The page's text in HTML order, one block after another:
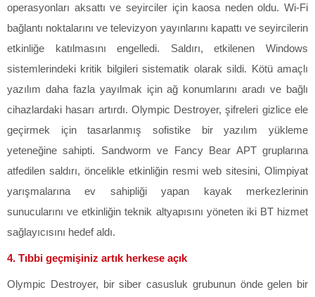
operasyonları aksattı ve seyirciler için kaosa neden oldu. Wi-Fi
bağlantı noktalarını ve televizyon yayınlarını kapattı ve seyircilerin
etkinliğe katılmasını engelledi. Saldırı, etkilenen Windows
sistemlerindeki kritik bilgileri sistematik olarak sildi. Kötü amaçlı
yazılım daha fazla yayılmak için ağ konumlarını aradı ve bağlı
cihazlardaki hasarı artırdı. Olympic Destroyer, şifreleri gizlice ele
geçirmek için tasarlanmış sofistike bir yazılım yükleme
yeteneğine sahipti. Sandworm ve Fancy Bear APT gruplarına
atfedilen saldırı, öncelikle etkinliğin resmi web sitesini, Olimpiyat
yarışmalarına ev sahipliği yapan kayak merkezlerinin
sunucularını ve etkinliğin teknik altyapısını yöneten iki BT hizmet
sağlayıcısını hedef aldı.
4. Tıbbi geçmişiniz artık herkese açık
Olympic Destroyer, bir siber casusluk grubunun önde gelen bir